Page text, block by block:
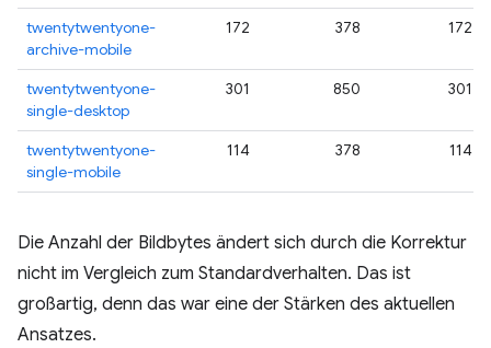
twentytwentyone-
archive-mobile
172 378 172
twentytwentyone-
single-desktop
301 850 301
twentytwentyone-
single-mobile
114 378 114
Die Anzahl der Bildbytes ändert sich durch die Korrektur
nicht im Vergleich zum Standardverhalten. Das ist
großartig, denn das war eine der Stärken des aktuellen
Ansatzes.